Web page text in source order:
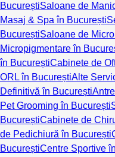
BucureștiSaloane de
Masaj & Spa în București
BucureștiSaloane de
Micropigmentare în
în BucureștiCabinete de
ORL în BucureștiAlte
Definitivă în București
Pet Grooming în București
BucureștiCabinete de
de Pedichiură în București
BucureștiCentre Sportive